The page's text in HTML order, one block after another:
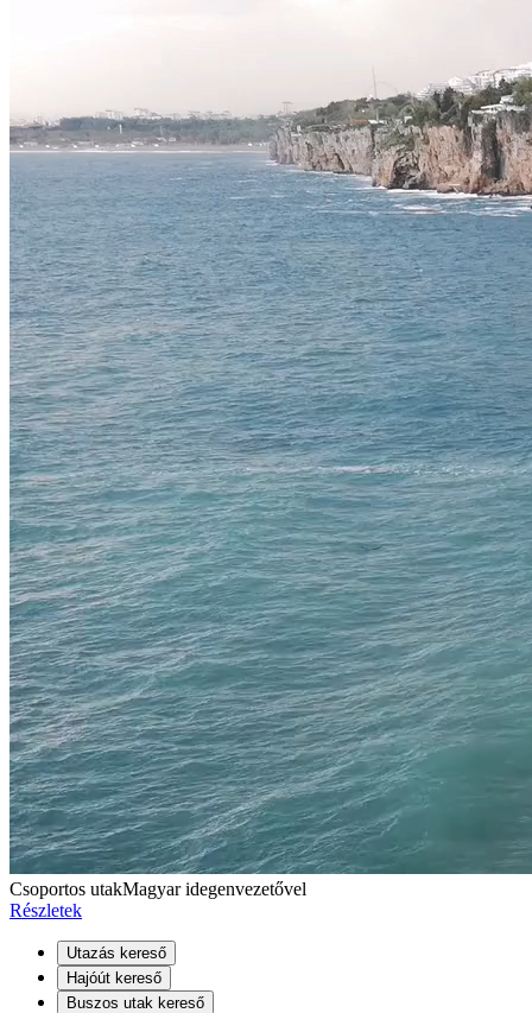
Csoportos utakMagyar idegenvezetővel
Részletek
Utazás kereső
Hajóút kereső
Buszos utak kereső